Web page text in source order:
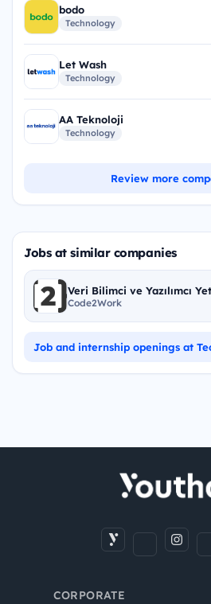
bodo
Technology
Let Wash
Technology
AA Teknoloji
Technology
Review more
Jobs at similar companies
Veri Bilimci ve Yazılımcı
Code2Work
Job and internship openings at
CORPORATE